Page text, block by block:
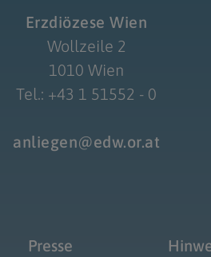
Erzdiözese Wien
Wollzeile 2
1010 Wien
Tel.: +43 1 51552 - 0
anliegen@edw.or.at
Presse